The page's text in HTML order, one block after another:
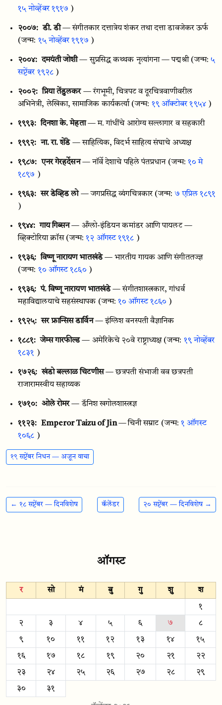
१५ नोव्हेंबर १९१७ )
२००७: डी. डी — संगीतकार दत्तात्रेय शंकर तथा दत्ता डावजेकर ऊर्फ
(जन्म: १५ नोव्हेंबर १९१७ )
२००४: दमयंती जोशी — सुप्रसिद्ध कथ्थक नृत्यांगना — पद्मश्री (जन्म:५
सप्टेंबर १९२८)
२००२: प्रिया तेंडुलकर — रंगभूमी, चित्रपट व दूरचित्रवाणीवरील
अभिनेत्री, लेखिका, सामाजिक कार्यकर्त्या (जन्म: १९ ऑक्टोबर १९५४)
१९९३: दिनशा के. मेहता — म. गांधींचे आरोग्य सल्लागार व सहकारी
१९९२: ना. रा. शेंडे — साहित्यिक, विदर्भ साहित्य संघाचे अध्यक्ष
१९८७: एनर गेरहर्देसन — नॉर्वे देशाचे पहिले पंतप्रधान (जन्म:१० मे
१८९७ )
१९६३: सर डेव्हिड लो — जगप्रसिद्ध व्यंगचित्रकार (जन्म: ७ एप्रिल १८९१
)
१९४४: गाय गिब्सन — अँग्लो-इंडियन कमांडर आणि पायलट —
व्हिक्टोरिया क्रॉस (जन्म:१२ ऑगस्ट १९१८ )
१९३६: विष्णू नारायण भातखंडे — भारतीय गायक आणि संगीततज्ज्ञ
(जन्म: १० ऑगस्ट १८६० )
१९३६: पं. विष्णू नारायण भातखंडे — संगीतशास्त्रकार, गांधर्व
महाविद्यालयाचे सहसंस्थापक (जन्म:१० ऑगस्ट १८६० )
१९२५: सर फ्रान्सिस डार्विन — इंग्लिश वनस्पती वैज्ञानिक
१८८१: जेम्स गारफील्ड — अमेरिकेचे २०वे राष्ट्राध्यक्ष (जन्म: १९ नोव्हेंबर
१८३१
)
१७२६: खंडो बल्लाळ चिटणीस — छत्रपती संभाजी वव छत्रपती
राजारामस्वीय सहाय्यक
१७१०: ओले रोमर — डॅनिश खगोलशास्त्रज्ञ
११२३: Emperor Taizu of Jin — चिनी सम्राट (जन्म:१ ऑगस्ट
१०६८ )
१९ सप्टेंबर निधन — अजून वाचा
← १८ सप्टेंबर — दिनविशेष कॅलेंडर २० सप्टेंबर — दिनविशेष →
ऑगस्ट
र सो मं बु गु शु श
१
२ ३ ४ ५ ६ ७ ८
९ १० ११ १२ १३ १४ १५
१६ १७ १८ १९ २० २१ २२
२३ २४ २५ २६ २७ २८ २९
३० ३१